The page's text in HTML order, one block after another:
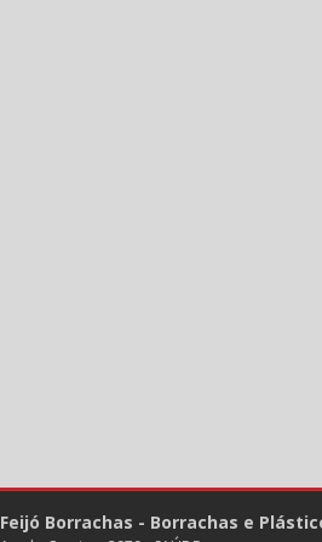
Feijó Borrachas - Borrachas e